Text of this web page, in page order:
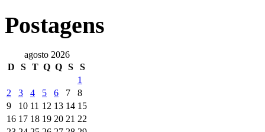
Postagens
agosto 2026
D
S T Q Q S
S
1
2
3 4 5 6 7
8
9
10 11 12 13 14 15
16 17 18 19 20 21 22